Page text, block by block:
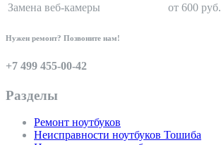
Замена веб-камеры
от 600 руб.
Нужен ремонт? Позвоните нам!
+7 499 455-00-42
Разделы
Ремонт ноутбуков
Неисправности ноутбуков Тошиба